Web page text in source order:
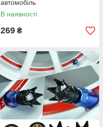
автомобіль
В наявності
269 ₴